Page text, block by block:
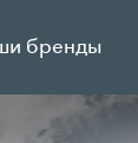
бренды